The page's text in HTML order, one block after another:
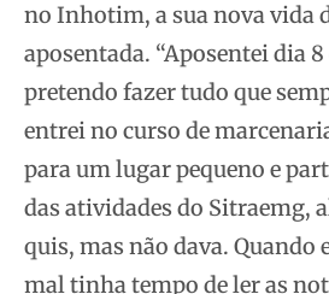
no Inhotim, a sua nova vida
aposentada. “Aposentei dia
pretendo fazer tudo que
entrei no curso de
para um lugar pequeno e
das atividades do Sitraemg,
quis, mas não dava. Quando
mal tinha tempo de ler as